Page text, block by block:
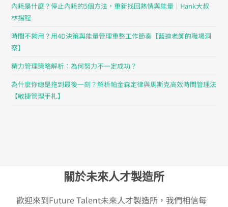
內耗是什麼？停止內耗的5個方法，重新找回熱情與能量｜Hank大叔
林揚程
時間不夠用？用4D決策與能量管理重整工作節奏【藍迪老師的職場洞
察】
精力管理策略解析：為何努力不一定成功？
為什麼你總是拖到最後一刻？解析帕金森定律與馬斯克高效時間管理法
【敏捷管理手札】
關於未來人才製造所
歡迎來到Future Talent未來人才製造所，我們相信每